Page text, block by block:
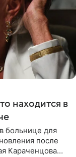
находится в
больнице для
после
Караченцова